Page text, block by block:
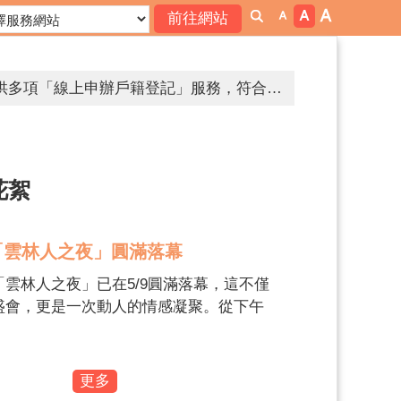
。
分享，保護你和我。
你～雲林縣政府關心你。
絮
林人之夜」圓滿落幕
雲林人之夜」已在5/9圓滿落幕，這不僅
會，更是一次動人的情感凝聚。從下午
動花絮中，回味這場屬於雲林人的年度
更多